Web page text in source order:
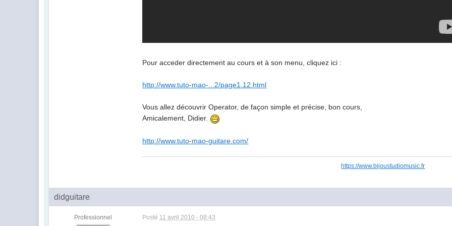
Pour acceder directement au cours et à son menu, cliquez ici :
http://www.tuto-mao-...2/page1.12.html
Vous allez découvrir Operator, de façon simple et précise, bon cours,
Amicalement, Didier.
http://www.tuto-mao-guitare.com/
https://www.bijoustudiomusic.fr
didguitare
Professionnel Posté 11 avril 2010 - 08:43